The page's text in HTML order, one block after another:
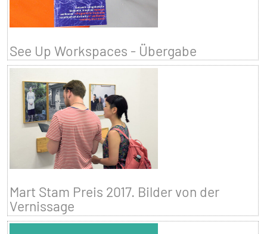
See Up Workspaces - Übergabe
Mart Stam Preis 2017. Bilder von der
Vernissage